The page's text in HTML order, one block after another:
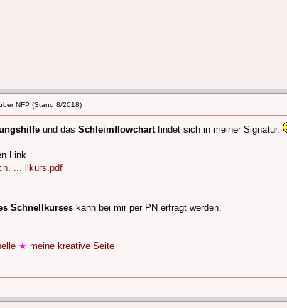
NFP (Stand 8/2018)
und das Schleimflowchartfindet sich in meiner Signatur.
Link
... llkurs.pdf
Schnellkurses kann bei mir per PN erfragt werden.
★ meine kreative Seite